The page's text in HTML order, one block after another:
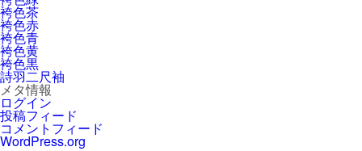
袴色茶
袴色赤
袴色青
袴色黄
袴色黒
詩羽二尺袖
メタ情報
ログイン
投稿フィード
コメントフィード
WordPress.org